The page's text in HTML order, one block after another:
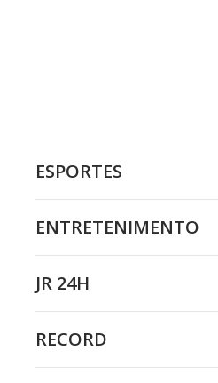
ESPORTES
ENTRETENIMENTO
JR 24H
RECORD